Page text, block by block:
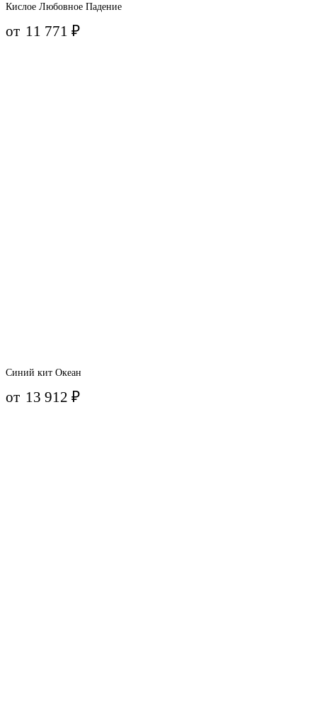
Кислое Любовное Падение
от 11 771₽
Синий кит Океан
от 13 912₽